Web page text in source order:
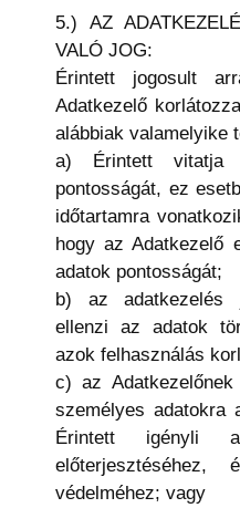
5.) AZ
VALÓ JOG:
Érintett jogosult
Adatkezelő
alábbiak valamelyike
a) Érintett vitatja
pontosságát, ez
időtartamra
hogy az Adatkezelő
adatok pontosságát;
b) az adatkezelés
ellenzi az adatok
azok felhasználás
c) az
személyes adatokra
Érintett igényli
előterjesztéséhez,
védelméhez; vagy